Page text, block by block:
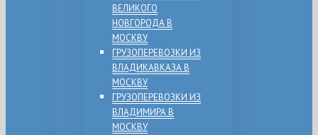
ВЕЛИКОГО
НОВГОРОДА В
МОСКВУ
ГРУЗОПЕРЕВОЗКИ ИЗ
ВЛАДИКАВКАЗА В
МОСКВУ
ГРУЗОПЕРЕВОЗКИ ИЗ
ВЛАДИМИРА В
МОСКВУ